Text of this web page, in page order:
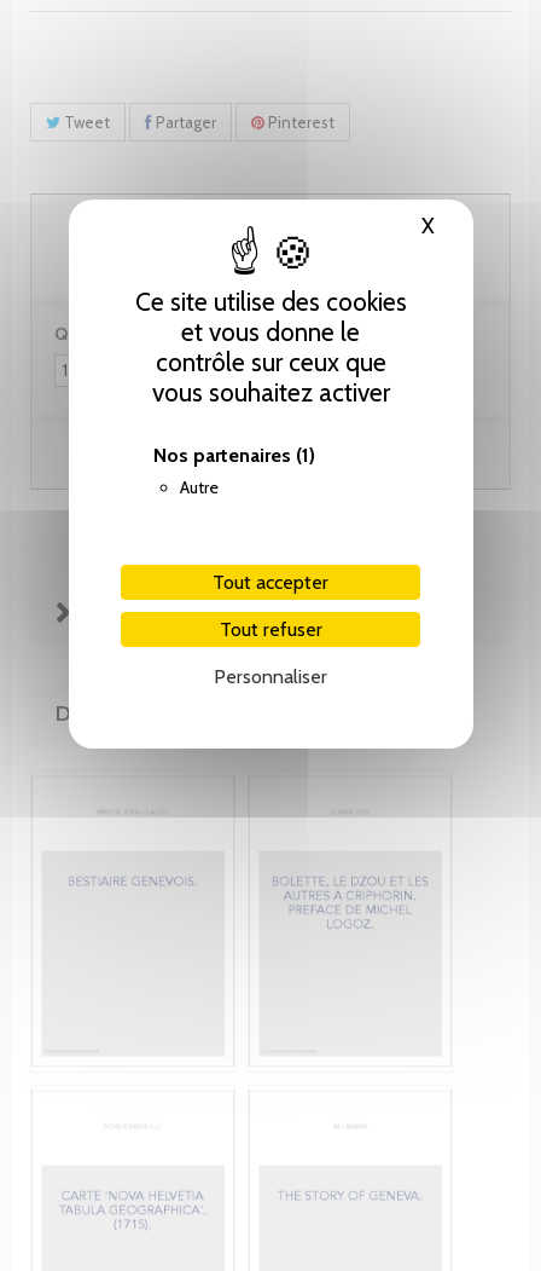
Ce site utilise des cookies
et vous donne le
contrôle sur ceux que
vous souhaitez activer
Nos partenaires (1)
Autre
Tout accepter
Tout refuser
Personnaliser
XMasquer
Tweet Partager Pinterest
28.00 CHF
Quantité :
Ajouter au panier
FICHE TECHNIQUE
DE LA MÊME COLLECTION